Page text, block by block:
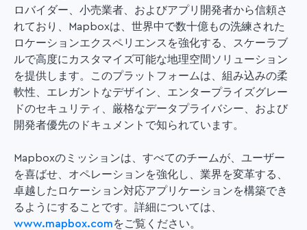
ロバイダー、小売業者、およびアプリ開発者から信頼さ
れており、Mapboxは、世界中で数十億もの洗練された
ロケーションエクスペリエンスを強化する、スケーラブ
ルで高度にカスタマイズ可能な地理空間ソリューション
を提供します。このプラットフォームは、組み込みの柔
軟性、エレガントなデザイン、エンタープライズグレー
ドのセキュリティ、厳格なデータプライバシー、および
開発者優先のドキュメントで知られています。
Mapboxのミッションは、すべてのチームが、ユーザー
を喜ばせ、オペレーションを強化し、業界を変革する、
卓越したロケーション対応アプリケーションを構築でき
るようにすることです。詳細については、
www.mapbox.comをご覧ください。